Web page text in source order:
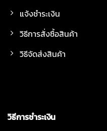
แจ้งชำระเงิน
วิธีการสั่งซื้อสินค้า
วิธีจัดส่งสินค้า
วิธีการชำระเงิน